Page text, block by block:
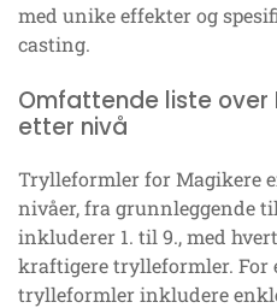
med unike effekter og
casting.
Omfattende liste
etter nivå
Trylleformler for Magikere
nivåer, fra grunnleggende
inkluderer 1. til 9., med
kraftigere trylleformler. For
trylleformler inkludere